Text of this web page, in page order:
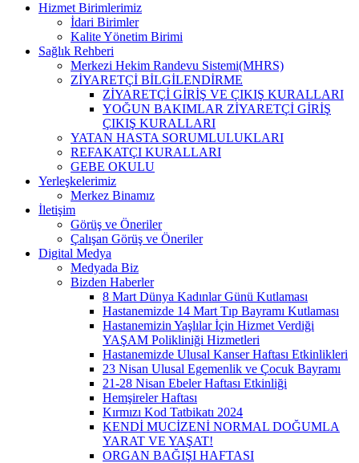
Hizmet Birimlerimiz
İdari Birimler
Kalite Yönetim Birimi
Sağlık Rehberi
Merkezi Hekim Randevu Sistemi(MHRS)
ZİYARETÇİ BİLGİLENDİRME
ZİYARETÇİ GİRİŞ VE ÇIKIŞ KURALLARI
YOĞUN BAKIMLAR ZİYARETÇİ GİRİŞ
ÇIKIŞ KURALLARI
YATAN HASTA SORUMLULUKLARI
REFAKATÇI KURALLARI
GEBE OKULU
Yerleşkelerimiz
Merkez Binamız
İletişim
Görüş ve Öneriler
Çalışan Görüş ve Öneriler
Digital Medya
Medyada Biz
Bizden Haberler
8 Mart Dünya Kadınlar Günü Kutlaması
Hastanemizde 14 Mart Tıp Bayramı Kutlaması
Hastanemizin Yaşlılar İçin Hizmet Verdiği
YAŞAM Polikliniği Hizmetleri
Hastanemizde Ulusal Kanser Haftası Etkinlikleri
23 Nisan Ulusal Egemenlik ve Çocuk Bayramı
21-28 Nisan Ebeler Haftası Etkinliği
Hemşireler Haftası
Kırmızı Kod Tatbikatı 2024
KENDİ MUCİZENİ NORMAL DOĞUMLA
YARAT VE YAŞAT!
ORGAN BAĞIŞI HAFTASI